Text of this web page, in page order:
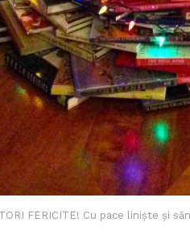
FERICITE! Cu pace liniște și